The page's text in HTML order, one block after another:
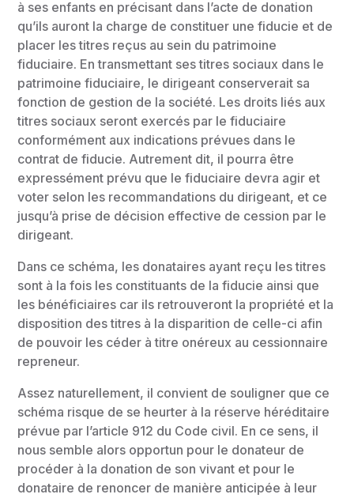
à ses enfants en précisant dans l’acte de donation
qu’ils auront la charge de constituer une fiducie et de
placer les titres reçus au sein du patrimoine
fiduciaire. En transmettant ses titres sociaux dans le
patrimoine fiduciaire, le dirigeant conserverait sa
fonction de gestion de la société. Les droits liés aux
titres sociaux seront exercés par le fiduciaire
conformément aux indications prévues dans le
contrat de fiducie. Autrement dit, il pourra être
expressément prévu que le fiduciaire devra agir et
voter selon les recommandations du dirigeant, et ce
jusqu’à prise de décision effective de cession par le
dirigeant.
Dans ce schéma, les donataires ayant reçu les titres
sont à la fois les constituants de la fiducie ainsi que
les bénéficiaires car ils retrouveront la propriété et la
disposition des titres à la disparition de celle-ci afin
de pouvoir les céder à titre onéreux au cessionnaire
repreneur.
Assez naturellement, il convient de souligner que ce
schéma risque de se heurter à la réserve héréditaire
prévue par l’article 912 du Code civil. En ce sens, il
nous semble alors opportun pour le donateur de
procéder à la donation de son vivant et pour le
donataire de renoncer de manière anticipée à leur